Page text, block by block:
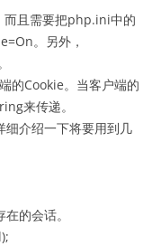
而且需要把php.ini中的
。另外，
的Cookie。当客户端的
来传递。
细介绍一下将要用到几
的会话。